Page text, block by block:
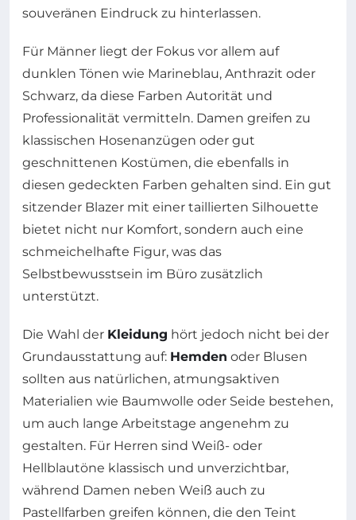
souveränen Eindruck zu hinterlassen.
Für Männer liegt der Fokus vor allem auf
dunklen Tönen wie Marineblau, Anthrazit oder
Schwarz, da diese Farben Autorität und
Professionalität vermitteln. Damen greifen zu
klassischen Hosenanzügen oder gut
geschnittenen Kostümen, die ebenfalls in
diesen gedeckten Farben gehalten sind. Ein gut
sitzender Blazer mit einer taillierten Silhouette
bietet nicht nur Komfort, sondern auch eine
schmeichelhafte Figur, was das
Selbstbewusstsein im Büro zusätzlich
unterstützt.
Die Wahl der Kleidung hört jedoch nicht bei der
Grundausstattung auf: Hemden oder Blusen
sollten aus natürlichen, atmungsaktiven
Materialien wie Baumwolle oder Seide bestehen,
um auch lange Arbeitstage angenehm zu
gestalten. Für Herren sind Weiß- oder
Hellblautöne klassisch und unverzichtbar,
während Damen neben Weiß auch zu
Pastellfarben greifen können, die den Teint